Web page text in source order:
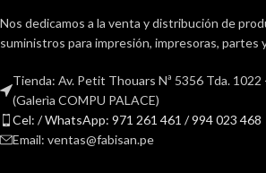
Nos dedicamos a la venta y distribución de
suministros para impresión, impresoras, partes
Tienda: Av. Petit Thouars Nª 5356 Tda. 1022
(Galerìa COMPU PALACE)
Cel: / WhatsApp: 971 261 461 / 994 023 468
Email: ventas@fabisan.pe